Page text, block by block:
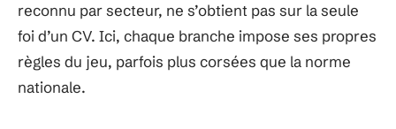
reconnu par secteur, ne s’obtient pas sur la seule
foi d’un CV. Ici, chaque branche impose ses propres
règles du jeu, parfois plus corsées que la norme
nationale.